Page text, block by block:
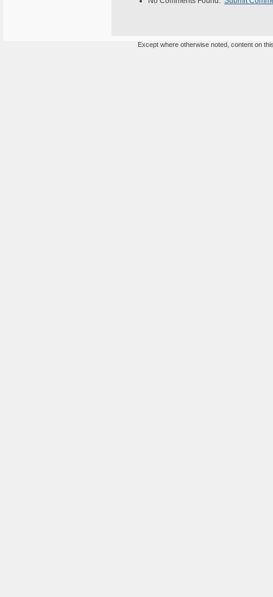
Except where otherwise noted, content on